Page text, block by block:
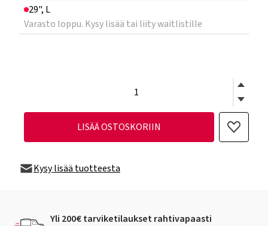
29", L
Varasto loppu. Kysy lisää tai liity waitlistille
LISÄÄ OSTOSKORIIN
Kysy lisää tuotteesta
Yli 200€ tarviketilaukset rahtivapaasti